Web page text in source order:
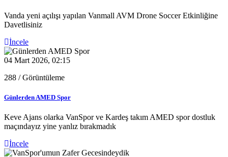
Vanda yeni açılışı yapılan Vanmall AVM Drone Soccer Etkinliğine
Davetlisiniz
İncele
04 Mart 2026, 02:15
288 / Görüntüleme
Günlerden AMED Spor
Keve Ajans olarka VanSpor ve Kardeş takım AMED spor dostluk
maçındayız yine yanlız bırakmadık
İncele